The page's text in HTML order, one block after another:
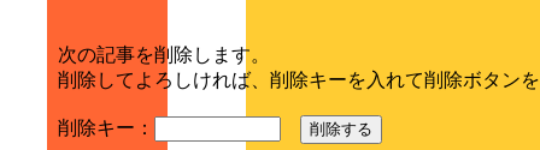
次の記事を削除します。
削除してよろしければ、削除キーを入れて削除ボタン
削除キー： 削除する